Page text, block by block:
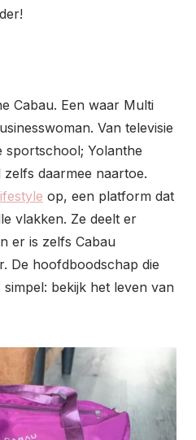
Cabau. Een waar Multi
Van televisie
Yolanthe
daarmee naartoe.
op, een platform dat
vlakken. Ze deelt er
er is zelfs Cabau
De hoofdboodschap die
bekijk het leven van